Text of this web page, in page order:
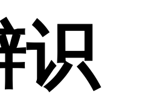
识